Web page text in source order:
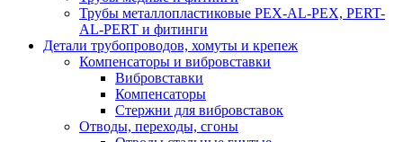
Трубы металлопластиковые PEX-AL-PEX, PERT-
AL-PERT и фитинги
Детали трубопроводов, хомуты и крепеж
Компенсаторы и вибровставки
Вибровставки
Компенсаторы
Стержни для вибровставок
Отводы, переходы, сгоны